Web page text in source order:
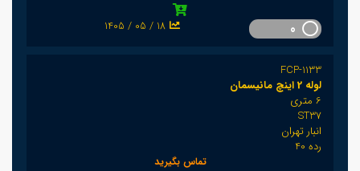
1405 / 05 / 18
FCP-1133
لوله 2 اینچ مانیسمان
6 متری
ST37
انبار تهران
رده 40
تماس بگیرید